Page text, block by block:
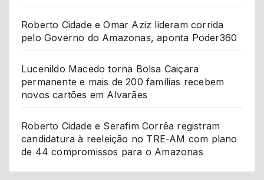
Roberto Cidade e Omar Aziz lideram corrida
pelo Governo do Amazonas, aponta Poder360
Lucenildo Macedo torna Bolsa Caiçara
permanente e mais de 200 famílias recebem
novos cartões em Alvarães
Roberto Cidade e Serafim Corrêa registram
candidatura à reeleição no TRE-AM com plano
de 44 compromissos para o Amazonas